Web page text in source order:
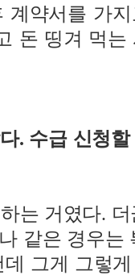
계약서를 가
돈 띵겨 먹
. 수급 신청
는 거였다.
같은 경우는
그게 그렇